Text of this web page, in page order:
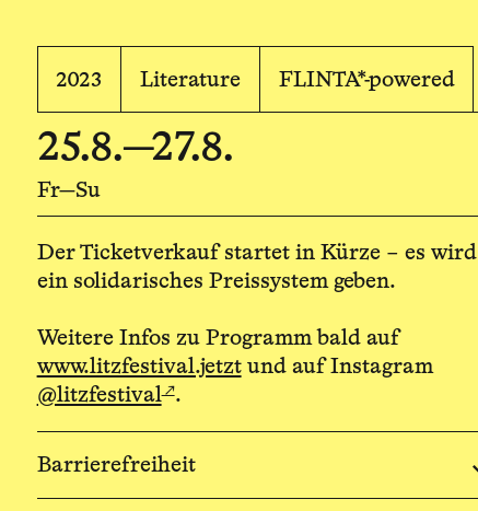
2023 Literature FLINTA*-powered
25.8.—27.8.
Fr—Su
Der Ticketverkauf startet in Kürze – es wird
ein solidarisches Preissystem geben.
Weitere Infos zu Programm bald auf
www.litzfestival.jetztund auf Instagram
@litzfestival ↗.
Barrierefreiheit